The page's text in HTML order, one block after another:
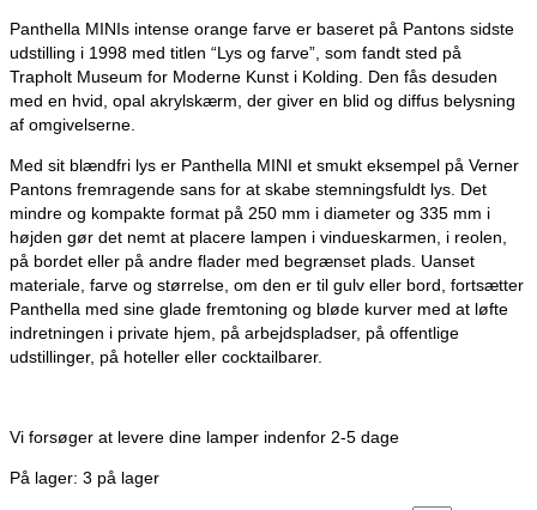
Panthella MINIs intense orange farve er baseret på Pantons sidste
udstilling i 1998 med titlen “Lys og farve”, som fandt sted på
Trapholt Museum for Moderne Kunst i Kolding. Den fås desuden
med en hvid, opal akrylskærm, der giver en blid og diffus belysning
af omgivelserne.
Med sit blændfri lys er Panthella MINI et smukt eksempel på Verner
Pantons fremragende sans for at skabe stemningsfuldt lys. Det
mindre og kompakte format på 250 mm i diameter og 335 mm i
højden gør det nemt at placere lampen i vindueskarmen, i reolen,
på bordet eller på andre flader med begrænset plads. Uanset
materiale, farve og størrelse, om den er til gulv eller bord, fortsætter
Panthella med sine glade fremtoning og bløde kurver med at løfte
indretningen i private hjem, på arbejdspladser, på offentlige
udstillinger, på hoteller eller cocktailbarer.
Vi forsøger at levere dine lamper indenfor 2-5 dage
På lager: 3 på lager